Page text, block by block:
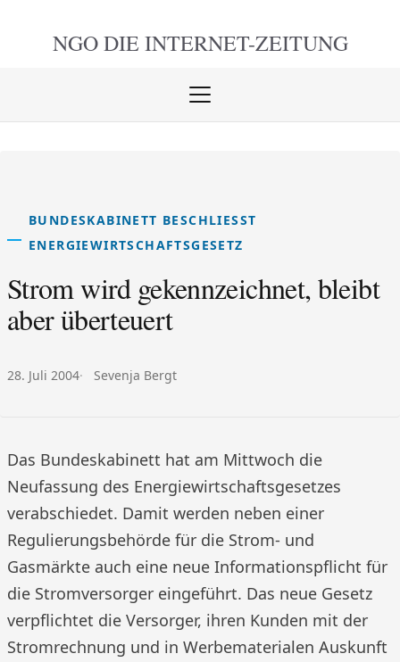
NGO DIE INTERNET-ZEITUNG
Menü
BUNDESKABINETT BESCHLIESST E
NERGIEWIRTSCHAFTSGESETZ
Strom wird gekennzeichnet, bleibt
aber überteuert
Veröffentlicht am:
28. Juli 2004 Autor:
Sevenja Bergt
Das Bundeskabinett hat am Mittwoch die
Neufassung des Energiewirtschaftsgesetzes
verabschiedet. Damit werden neben einer
Regulierungsbehörde für die Strom- und
Gasmärkte auch eine neue Informationspflicht für
die Stromversorger eingeführt. Das neue Gesetz
verpflichtet die Versorger, ihren Kunden mit der
Stromrechnung und in Werbematerialen Auskunft